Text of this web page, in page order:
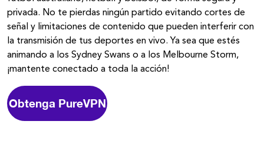
privada. No te pierdas ningún partido evitando cortes de
señal y limitaciones de contenido que pueden interferir con
la transmisión de tus deportes en vivo. Ya sea que estés
animando a los Sydney Swans o a los Melbourne Storm,
¡mantente conectado a toda la acción!
Obtenga PureVPN